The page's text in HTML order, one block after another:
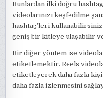
Bunlardan ilki doğru
videolarınızı keşfedilme
hashtag’leri
geniş bir kitleye ulaşabilir
Bir diğer yöntem ise
etiketlemektir. Reels
etiketleyerek daha fazla
daha fazla izlenmesini